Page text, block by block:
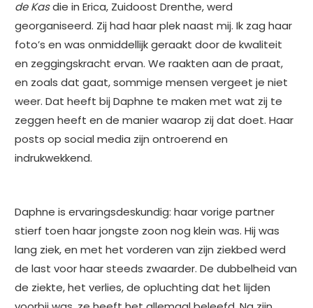
de Kasdie in Erica, Zuidoost Drenthe, werd
georganiseerd. Zij had haar plek naast mij. Ik zag haar
foto’s en was onmiddellijk geraakt door de kwaliteit
en zeggingskracht ervan. We raakten aan de praat,
en zoals dat gaat, sommige mensen vergeet je niet
weer. Dat heeft bij Daphne te maken met wat zij te
zeggen heeft en de manier waarop zij dat doet. Haar
posts op social media zijn ontroerend en
indrukwekkend.
Daphne is ervaringsdeskundig: haar vorige partner
stierf toen haar jongste zoon nog klein was. Hij was
lang ziek, en met het vorderen van zijn ziekbed werd
de last voor haar steeds zwaarder. De dubbelheid van
de ziekte, het verlies, de opluchting dat het lijden